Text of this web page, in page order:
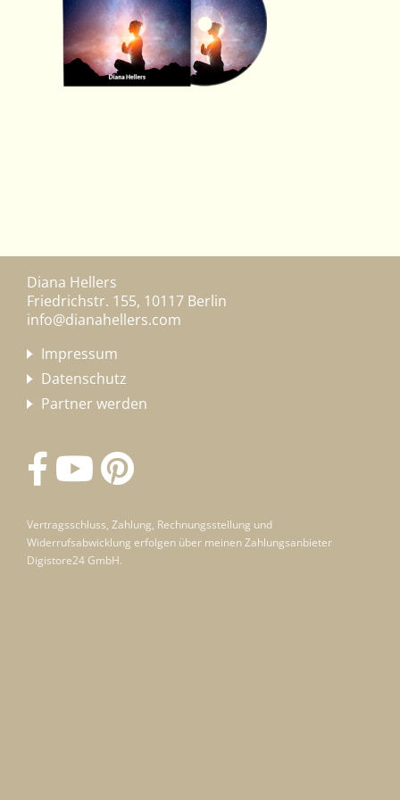
Diana Hellers
Friedrichstr. 155, 10117 Berlin
info@dianahellers.com
Impressum
Datenschutz
Partner werden
Vertragsschluss, Zahlung, Rechnungsstellung und
Widerrufsabwicklung erfolgen über meinen Zahlungsanbieter
Digistore24 GmbH.